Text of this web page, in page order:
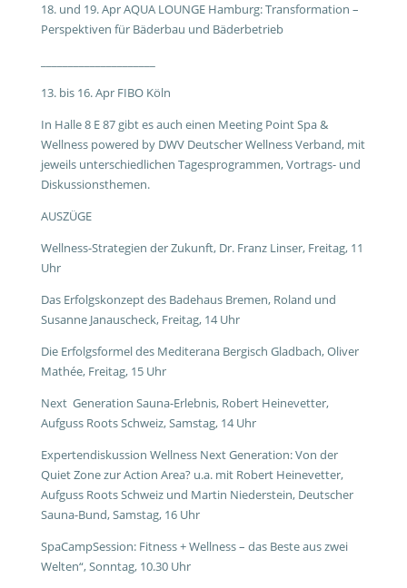
18. und 19. Apr AQUA LOUNGE Hamburg: Transformation –
Perspektiven für Bäderbau und Bäderbetrieb
13. bis 16. Apr FIBO Köln
In Halle 8 E 87 gibt es auch einen Meeting Point Spa &
Wellness powered by DWV Deutscher Wellness Verband, mit
jeweils unterschiedlichen Tagesprogrammen, Vortrags- und
Diskussionsthemen.
AUSZÜGE
Wellness-Strategien der Zukunft, Dr. Franz Linser, Freitag, 11
Uhr
Das Erfolgskonzept des Badehaus Bremen, Roland und
Susanne Janauscheck, Freitag, 14 Uhr
Die Erfolgsformel des Mediterana Bergisch Gladbach, Oliver
Mathée, Freitag, 15 Uhr
Next Generation Sauna-Erlebnis, Robert Heinevetter,
Aufguss Roots Schweiz, Samstag, 14 Uhr
Expertendiskussion Wellness Next Generation: Von der
Quiet Zone zur Action Area? u.a. mit Robert Heinevetter,
Aufguss Roots Schweiz und Martin Niederstein, Deutscher
Sauna-Bund, Samstag, 16 Uhr
SpaCampSession: Fitness + Wellness – das Beste aus zwei
Welten“, Sonntag, 10.30 Uhr